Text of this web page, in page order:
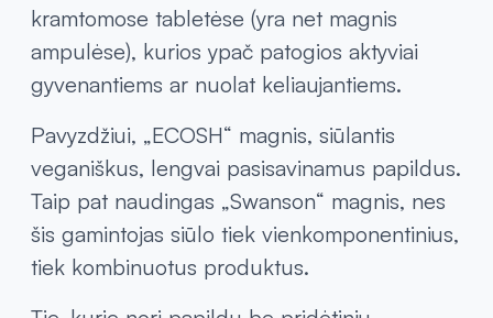
kramtomose tabletėse (yra net magnis
ampulėse), kurios ypač patogios aktyviai
gyvenantiems ar nuolat keliaujantiems.
Pavyzdžiui, „ECOSH“ magnis, siūlantis
veganiškus, lengvai pasisavinamus papildus.
Taip pat naudingas „Swanson“ magnis, nes
šis gamintojas siūlo tiek vienkomponentinius,
tiek kombinuotus produktus.